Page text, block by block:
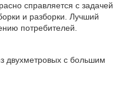
справляется с задачей
и разборки. Лучший
потребителей.
с большим